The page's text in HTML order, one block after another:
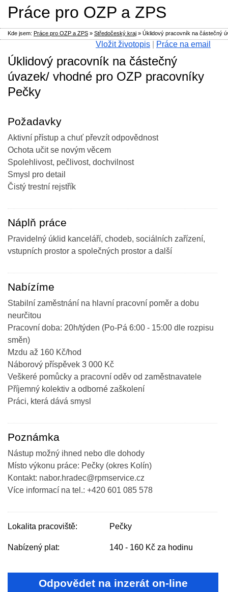
Úklidový pracovník na částečný
úvazek/ vhodné pro OZP pracovníky
Pečky
Požadavky
Aktivní přístup a chuť převzít odpovědnost
Ochota učit se novým věcem
Spolehlivost, pečlivost, dochvilnost
Smysl pro detail
Čistý trestní rejstřík
Náplň práce
Pravidelný úklid kanceláří, chodeb, sociálních zařízení,
vstupních prostor a společných prostor a další
Nabízíme
Stabilní zaměstnání na hlavní pracovní poměr a dobu
neurčitou
Pracovní doba: 20h/týden (Po-Pá 6:00 - 15:00 dle rozpisu
směn)
Mzdu až 160 Kč/hod
Náborový příspěvek 3 000 Kč
Veškeré pomůcky a pracovní oděv od zaměstnavatele
Příjemný kolektiv a odborné zaškolení
Práci, která dává smysl
Poznámka
Nástup možný ihned nebo dle dohody
Místo výkonu práce: Pečky (okres Kolín)
Kontakt: nabor.hradec@rpmservice.cz
Více informací na tel.: +420 601 085 578
Lokalita pracoviště: Pečky
Nabízený plat: 140 - 160 Kč za hodinu
Odpovědet na inzerát on-line
Práce pro OZP a ZPS
Vložit životopis Práce na email
Kde jsem: Práce pro OZP a ZPS » Středočeský kraj » Úklidový pracovník na částečný